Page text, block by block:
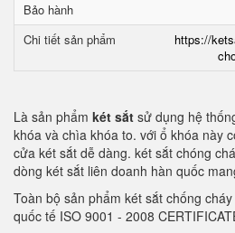
Bảo hành
Chi tiết sản phẩm
https://
Là sản phẩm két sắt sử dụng hệ
khóa và chìa khóa to. với ổ khóa này
cửa két sắt dễ dàng. két sắt chóng
dòng két sắt liên doanh hàn quốc
Toàn bộ sản phẩm két sắt chống
quốc tế ISO 9001 - 2008